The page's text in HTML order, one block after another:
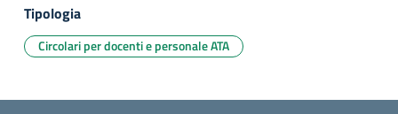
Tipologia
Circolari per docenti e personale ATA